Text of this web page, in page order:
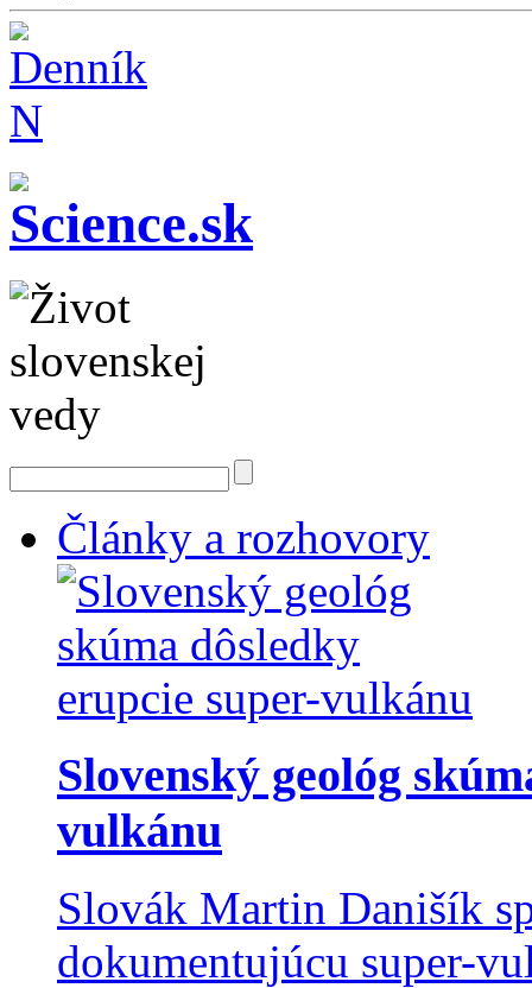
Články a rozhovory
Slovenský geológ
vulkánu
Slovák Martin Danišík
dokumentujúcu super-